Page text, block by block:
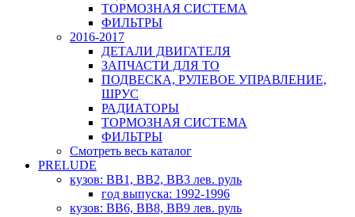
ТОРМОЗНАЯ СИСТЕМА
ФИЛЬТРЫ
2016-2017
ДЕТАЛИ ДВИГАТЕЛЯ
ЗАПЧАСТИ ДЛЯ ТО
ПОДВЕСКА, РУЛЕВОЕ УПРАВЛЕНИЕ,
ШРУС
РАДИАТОРЫ
ТОРМОЗНАЯ СИСТЕМА
ФИЛЬТРЫ
Смотреть весь каталог
PRELUDE
кузов: BB1, BB2, BB3 лев. руль
год выпуска: 1992-1996
кузов: BB6, BB8, BB9 лев. руль